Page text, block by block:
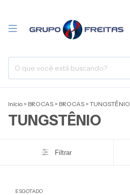
Início > BROCAS > BROCAS > TUNGSTÊNIO
TUNGSTÊNIO
Filtrar
ESGOTADO